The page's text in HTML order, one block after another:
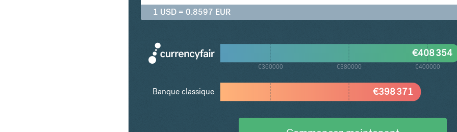
1 USD = 0.8597 EUR
€360000 €380000 €400000
€398 371
€408 354
Banque classique